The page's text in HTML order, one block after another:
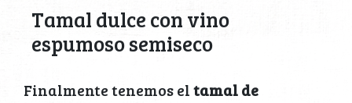
Tamal dulce con vino
espumoso semiseco
Finalmente tenemos eltamal de